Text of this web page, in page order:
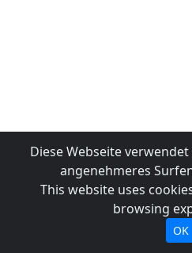
Diese Webseite
angenehmeres
This website uses
browsing
OK